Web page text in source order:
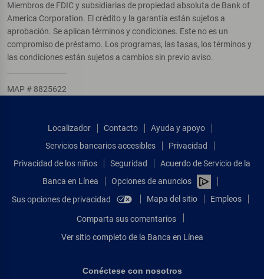
Miembros de FDIC y subsidiarias de propiedad absoluta de Bank of
America Corporation. El crédito y la garantía están sujetos a
aprobación. Se aplican términos y condiciones. Este no es un
compromiso de préstamo. Los programas, las tasas, los términos y
las condiciones están sujetos a cambios sin previo aviso.
MAP # 8825622
Localizador Contacto
Ayuda y apoyo
Servicios bancarios accesibles
Privacidad
Privacidad de los niños
Seguridad
Acuerdo de Servicio de la
Banca en Línea
Opciones de anuncios
Sus opciones de privacidad
Mapa del sitio Empleos
Comparta sus comentarios
Ver sitio completo de la Banca en Línea
Conéctese con nosotros